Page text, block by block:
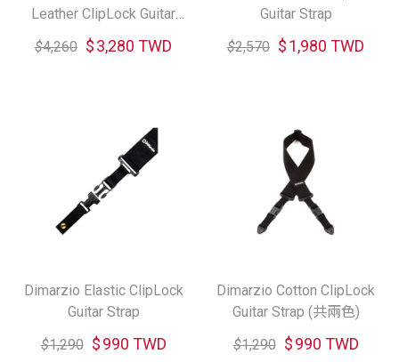
Leather ClipLock Guitar
Strap
$4,260 $3,280 TWD
Guitar Strap
$2,570 $1,980 TWD
Dimarzio Elastic ClipLock
Guitar Strap
$1,290 $990 TWD
Dimarzio Cotton ClipLock
Guitar Strap (共兩色)
$1,290 $990 TWD